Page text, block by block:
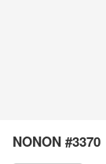
NONON #3370